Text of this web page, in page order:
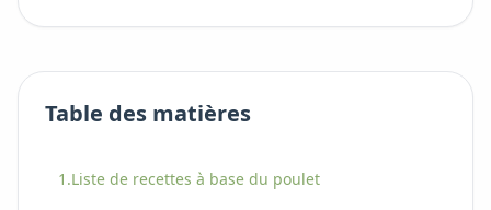
Table des matières
1.Liste de recettes à base du poulet